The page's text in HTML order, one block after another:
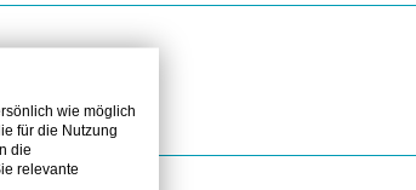
wie möglich
für die Nutzung
die
relevante